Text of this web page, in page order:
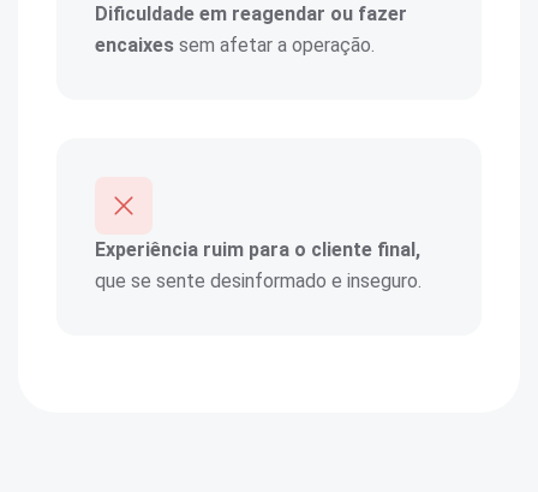
Dificuldade em reagendar ou fazer
encaixes sem afetar a operação.
Experiência ruim para o cliente final,
que se sente desinformado e inseguro.